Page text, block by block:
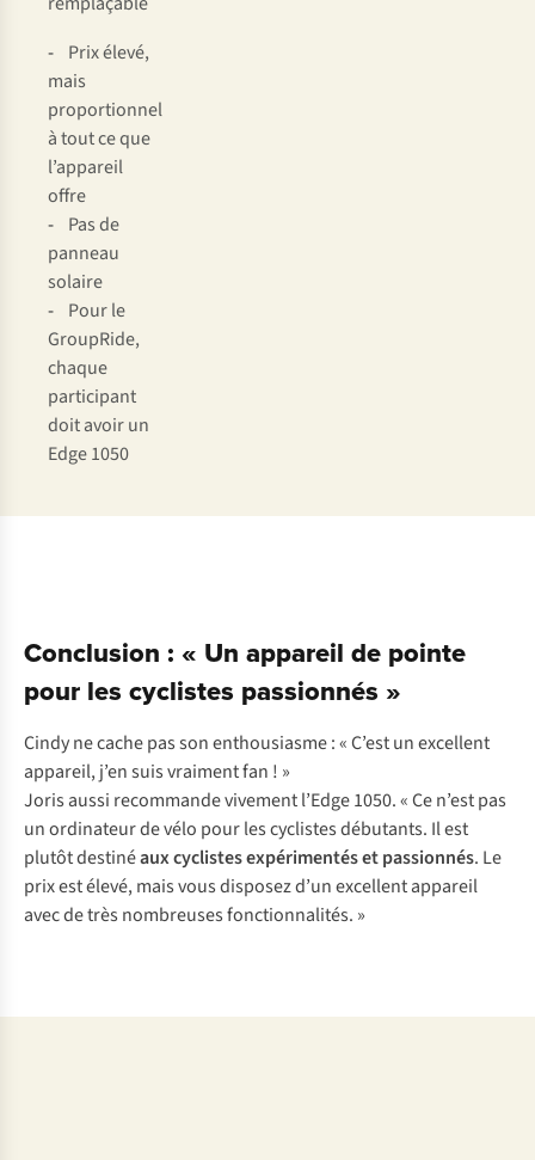
- Prix élevé,
mais
proportionnel
à tout ce que
l’appareil
offre
- Pas de
panneau
solaire
- Pour le
GroupRide,
chaque
participant
doit avoir un
Edge 1050
Conclusion : « Un appareil de pointe
pour les cyclistes passionnés »
Cindy ne cache pas son enthousiasme : « C’est un excellent
appareil, j’en suis vraiment fan ! »
Joris aussi recommande vivement l’Edge 1050. « Ce n’est pas
un ordinateur de vélo pour les cyclistes débutants. Il est
plutôt destinéauxcyclistes expérimentés et passionnés. Le
prix est élevé, mais vous disposez d’un excellent appareil
avec de très nombreuses fonctionnalités. »